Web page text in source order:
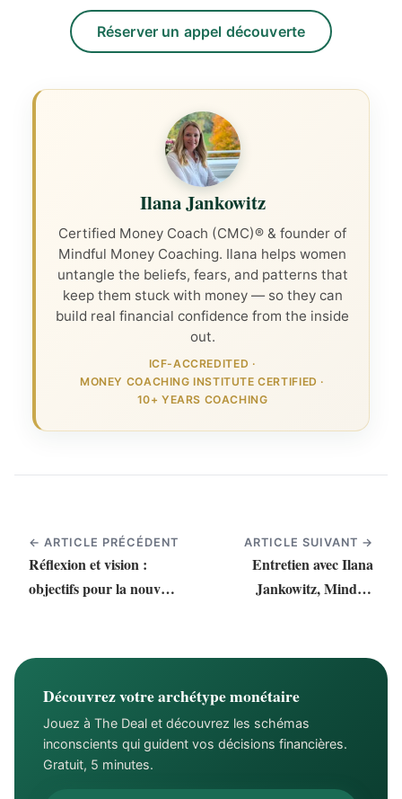
Réserver un appel découverte
Ilana Jankowitz
Certified Money Coach (CMC)® & founder of
Mindful Money Coaching. Ilana helps women
untangle the beliefs, fears, and patterns that
keep them stuck with money — so they can
build real financial confidence from the inside
out.
ICF-ACCREDITED ·
MONEY COACHING INSTITUTE CERTIFIED ·
10+ YEARS COACHING
← ARTICLE PRÉCÉDENT
Réflexion et vision :
objectifs pour la nouvelle
ARTICLE SUIVANT →
Entretien avec Ilana
Jankowitz, Mindset
Découvrez votre archétype monétaire
Jouez à The Deal et découvrez les schémas
inconscients qui guident vos décisions financières.
Gratuit, 5 minutes.